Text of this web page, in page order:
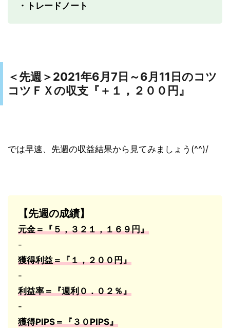
・トレードノート
＜先週＞ 2021年6月7日～6月11日のコツ
コツＦＸの収支『＋１，２００円 』
では早速、先週の収益結果から見てみましょう(^^)/
【先週の成績】
元金＝『５，３２１，１６９円』
-
獲得利益＝『１，２００円』
-
利益率＝『週利０．０２％』
-
獲得PIPS＝『３０PIPS』